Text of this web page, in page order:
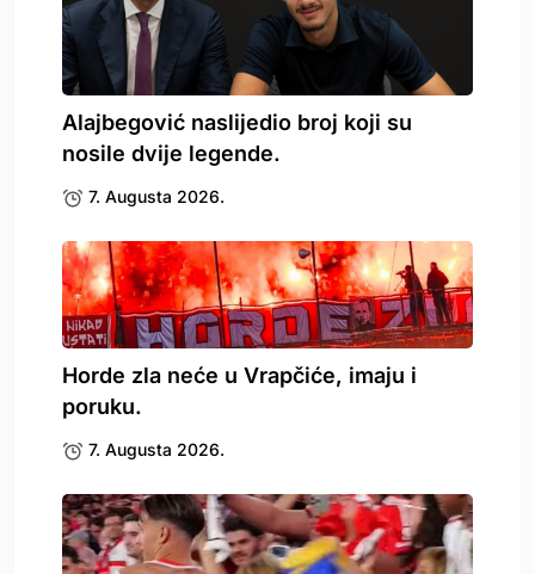
Alajbegović naslijedio broj koji su
nosile dvije legende.
7. Augusta 2026.
Horde zla neće u Vrapčiće, imaju i
poruku.
7. Augusta 2026.